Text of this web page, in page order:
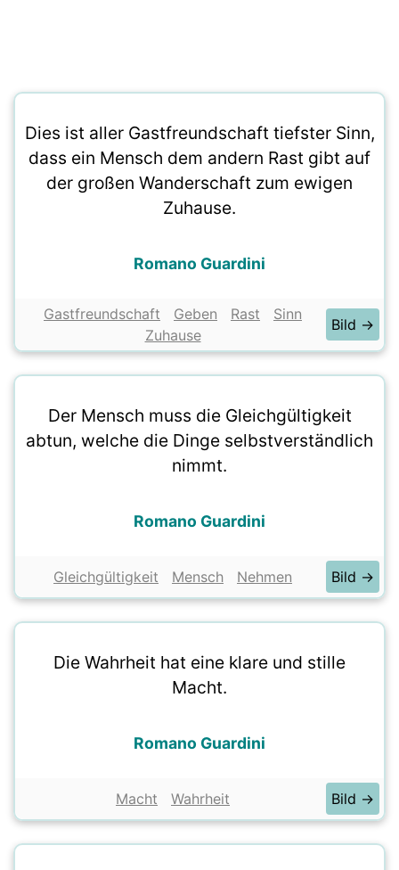
Dies ist aller Gastfreundschaft tiefster Sinn,
dass ein Mensch dem andern Rast gibt auf
der großen Wanderschaft zum ewigen
Zuhause.
Romano Guardini
Gastfreundschaft Geben Rast
Sinn
Zuhause
Bild →
Der Mensch muss die Gleichgültigkeit
abtun, welche die Dinge selbstverständlich
nimmt.
Romano Guardini
Gleichgültigkeit Mensch Nehmen Bild →
Die Wahrheit hat eine klare und stille
Macht.
Romano Guardini
Macht Wahrheit Bild →